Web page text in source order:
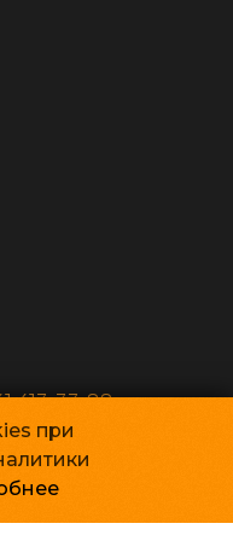
при
413-33-88